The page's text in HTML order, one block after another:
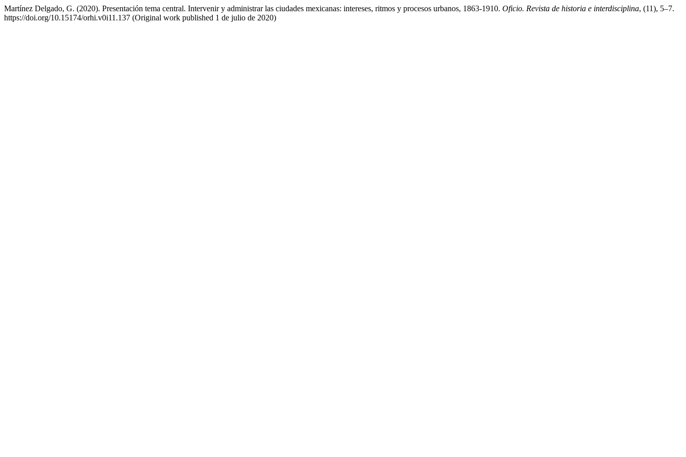
Martínez Delgado, G. (2020). Presentación tema central. Intervenir y administrar las ciudades mexicanas: intereses, ritmos y procesos urbanos, 1863-1910. Oficio. Revista de historia e interdisciplina, (11), 5–7.
https://doi.org/10.15174/orhi.v0i11.137 (Original work published 1 de julio de 2020)